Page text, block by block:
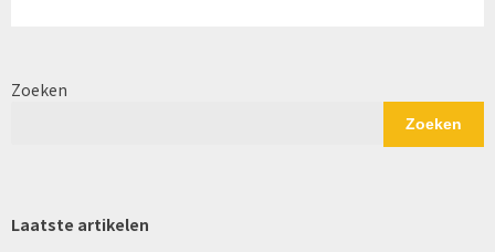
Zoeken
Zoeken
Laatste artikelen